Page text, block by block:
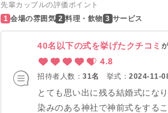
先輩カップルの評価ポイント
会場の雰囲気
料理・飲物 サービス
40名以下の式を挙げたクチコミ
4.8
招待者人数：31名 挙式：2024-11-
とても思い出に残る結婚式にな
染みのある神社で神前式をする